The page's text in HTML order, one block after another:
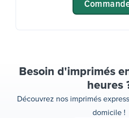
Besoin d'imprimés
heures
Découvrez nos imprimés
domicile !